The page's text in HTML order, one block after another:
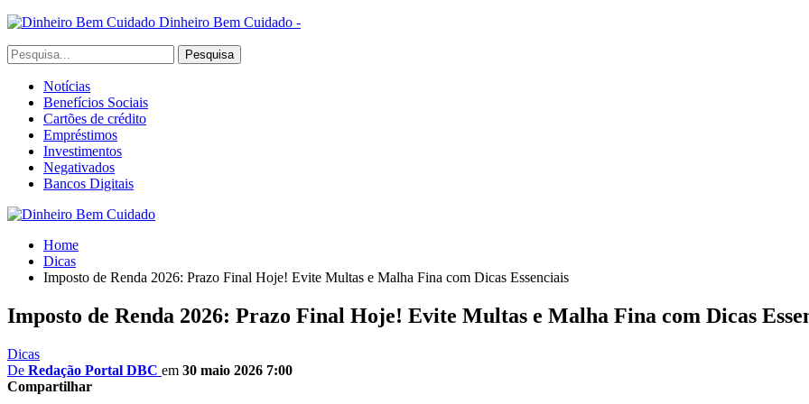
Dinheiro Bem Cuidado -
Notícias
Benefícios Sociais
Cartões de crédito
Empréstimos
Investimentos
Negativados
Bancos Digitais
Home
Dicas
Imposto de Renda 2026: Prazo Final Hoje! Evite Multas e Malha Fina com Dicas Essenciais
Imposto de Renda 2026: Prazo Final Hoje! Evite Multas e Malha Fina com Dicas
Dicas
De Redação Portal DBC em 30 maio 2026 7:00
Compartilhar